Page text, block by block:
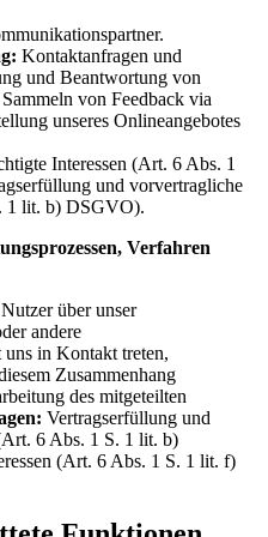
Kontaktanfragen und
und Beantwortung von
von Feedback via
unseres Onlineangebotes
Interessen (Art. 6 Abs. 1
und vorvertragliche
1 lit. b) DSGVO).
Verfahren
über unser
andere
in Kontakt treten,
Zusammenhang
des mitgeteilten
Vertragserfüllung und
6 Abs. 1 S. 1 lit. b)
(Art. 6 Abs. 1 S. 1 lit. f)